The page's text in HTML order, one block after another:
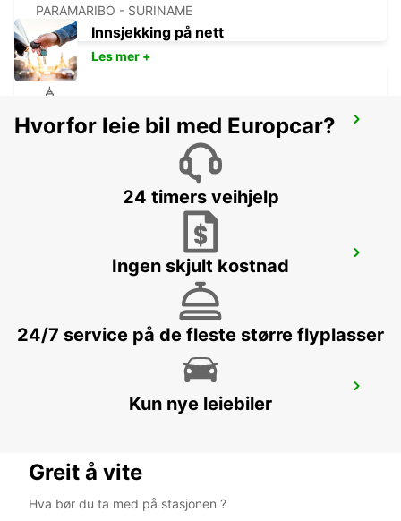
PARAMARIBO - SURINAME
HOTEL ROYAL TORARICA
PARAMARIBO - SURINAME
SAN FERNANDO CITY
SAN FERNANDO - TRINIDAD AND TOBAGO
PIARCO INTERNATIONAL AIRPORT
PORT OF SPAIN - TRINIDAD AND TOBAGO
Innsjekking på nett
Les mer +
Hvorfor leie bil med Europcar?
24 timers veihjelp
Ingen skjult kostnad
24/7 service på de fleste større flyplasser
Kun nye leiebiler
Greit å vite
Hva bør du ta med på stasjonen ?